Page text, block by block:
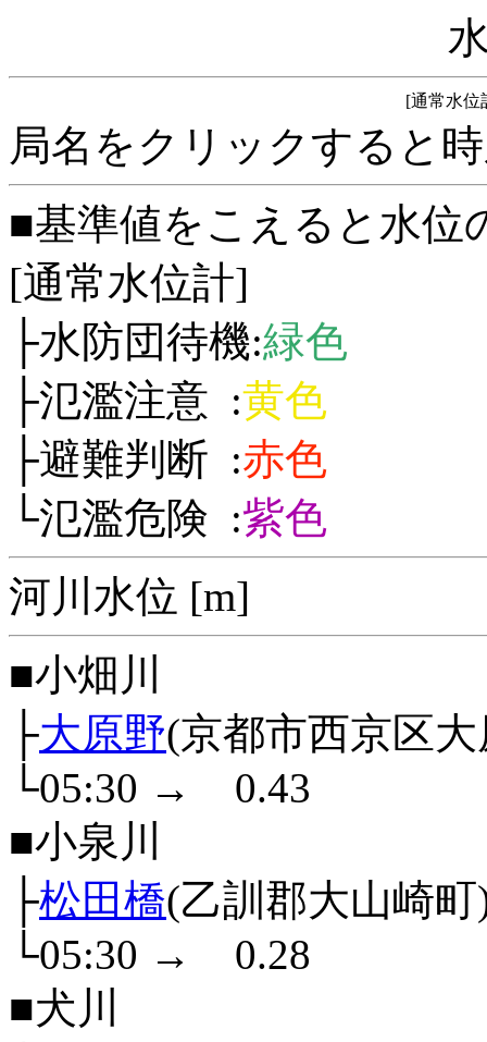
[通常水位
局名をクリックすると
■基準値をこえると水位
[通常水位計]
├水防団待機:緑色
├氾濫注意 :黄色
├避難判断 :赤色
└氾濫危険 :紫色
河川水位 [m]
■小畑川
├大原野(京都市西京区
└05:30 →
0.43
■小泉川
├松田橋(乙訓郡大山崎町
└05:30 →
0.28
■犬川